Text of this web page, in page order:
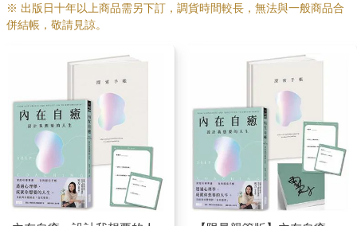
※ 出版日十年以上商品需另下訂，調貨時間較長，無法與一般商品合
併結帳，敬請見諒。